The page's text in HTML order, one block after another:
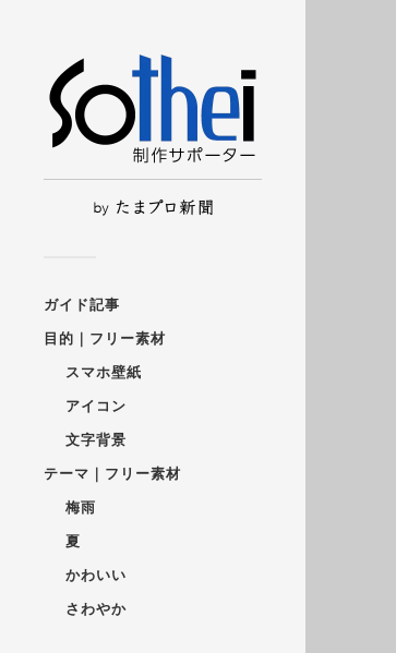
ガイド記事
目的｜フリー素材
スマホ壁紙
アイコン
文字背景
テーマ｜フリー素材
梅雨
夏
かわいい
さわやか